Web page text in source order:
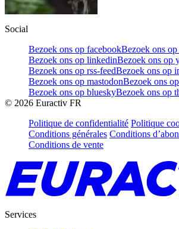
Social
Bezoek ons op facebookBezoek ons
Bezoek ons op linkedinBezoek ons op
Bezoek ons op rss-feedBezoek ons op
Bezoek ons op mastodonBezoek ons
Bezoek ons op blueskyBezoek ons op
© 2026 Euractiv FR
Politique de confidentialité Politique
Conditions générales Conditions
Conditions de vente
Services